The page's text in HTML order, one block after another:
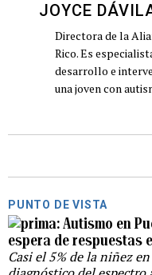
JOYCE
Directora de la
Rico. Es
desarrollo e
una joven con
PUNTO DE VISTA
Autismo en
espera de respuestas
Casi el 5% de la niñez